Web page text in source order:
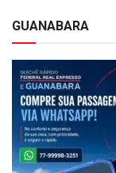
GUANABARA